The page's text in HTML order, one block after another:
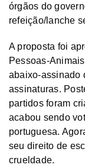
órgãos do
refeição/lanche
A proposta foi
Pessoas-
abaixo-assinado
assinaturas.
partidos foram
acabou sendo
portuguesa.
seu direito de
crueldade.